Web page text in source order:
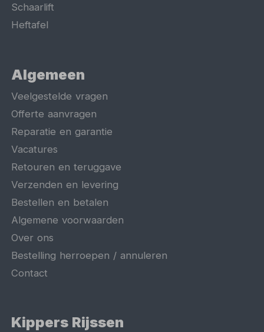
Schaarlift
Heftafel
Algemeen
Veelgestelde vragen
Offerte aanvragen
Reparatie en garantie
Vacatures
Retouren en teruggave
Verzenden en levering
Bestellen en betalen
Algemene voorwaarden
Over ons
Bestelling herroepen / annuleren
Contact
Kippers Rijssen